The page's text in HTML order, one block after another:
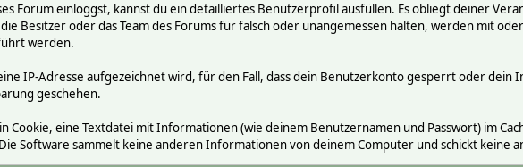
Forum einloggst, kannst du ein detailliertes Benutzerprofil ausfüllen. Es obliegt deiner
Besitzer oder das Team des Forums für falsch oder unangemessen halten, werden mit
werden.
IP-Adresse aufgezeichnet wird, für den Fall, dass dein Benutzerkonto gesperrt oder
geschehen.
Cookie, eine Textdatei mit Informationen (wie deinem Benutzernamen und Passwort) im
Software sammelt keine anderen Informationen von deinem Computer und schickt keine